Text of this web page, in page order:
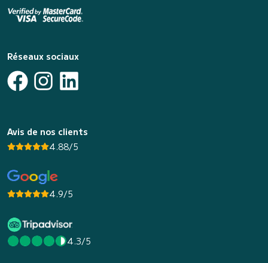
Réseaux sociaux
Avis de nos clients
4.88/5
4.9/5
4.3/5